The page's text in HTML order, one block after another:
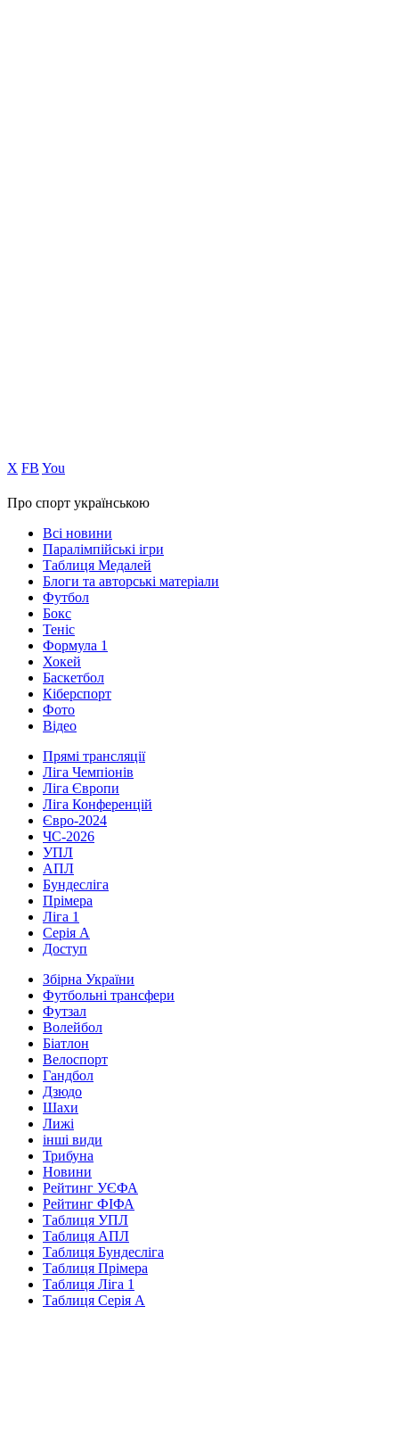
Х FB You
Про спорт українською
Всі новини
Паралімпійські ігри
Таблиця Медалей
Блоги та авторські матеріали
Футбол
Бокс
Теніс
Формула 1
Хокей
Баскетбол
Кіберспорт
Фото
Відео
Прямі трансляції
Ліга Чемпіонів
Ліга Європи
Ліга Конференцій
Євро-2024
ЧС-2026
УПЛ
АПЛ
Бундесліга
Прімера
Ліга 1
Серія А
Доступ
Збірна України
Футбольні трансфери
Футзал
Волейбол
Біатлон
Велоспорт
Гандбол
Дзюдо
Шахи
Лижі
інші види
Трибуна
Новини
Рейтинг УЄФА
Рейтинг ФІФА
Таблиця УПЛ
Таблиця АПЛ
Таблиця Бундесліга
Таблиця Прімера
Таблиця Ліга 1
Таблиця Серія А